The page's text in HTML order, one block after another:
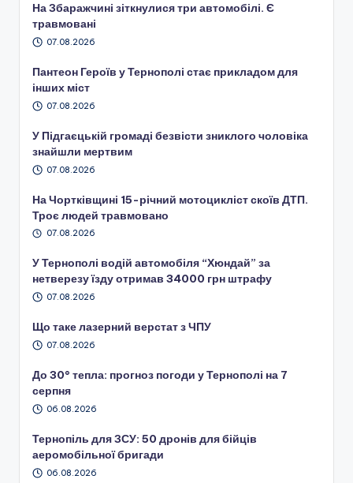
На Збаражчині зіткнулися три автомобілі. Є
травмовані
07.08.2026
Пантеон Героїв у Тернополі стає прикладом для
інших міст
07.08.2026
У Підгаєцькій громаді безвісти зниклого чоловіка
знайшли мертвим
07.08.2026
На Чортківщині 15-річний мотоцикліст скоїв ДТП.
Троє людей травмовано
07.08.2026
У Тернополі водій автомобіля “Хюндай” за
нетверезу їзду отримав 34000 грн штрафу
07.08.2026
Що таке лазерний верстат з ЧПУ
07.08.2026
До 30° тепла: прогноз погоди у Тернополі на 7
серпня
06.08.2026
Тернопіль для ЗСУ: 50 дронів для бійців
аеромобільної бригади
06.08.2026